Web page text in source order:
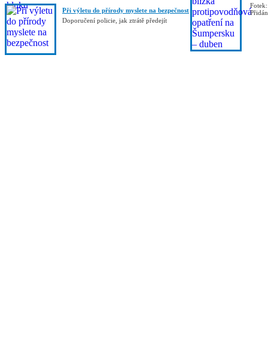
Při výletu do přírody myslete na bezpečnost
Doporučení policie, jak ztrátě předejít